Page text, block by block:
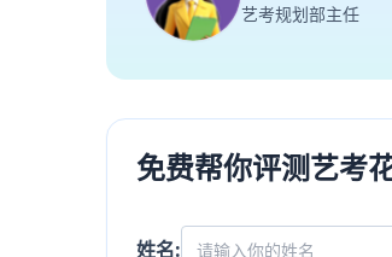
艺考规划部主任
免费帮你评测艺考
姓名: